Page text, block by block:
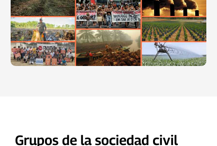
Grupos de la sociedad civil